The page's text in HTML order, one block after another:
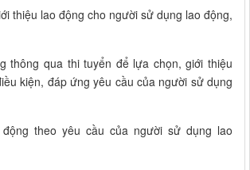
thiệu lao động cho người sử dụng lao động,
thông qua thi tuyển để lựa chọn, giới thiệu
kiện, đáp ứng yêu cầu của người sử dụng
theo yêu cầu của người sử dụng lao